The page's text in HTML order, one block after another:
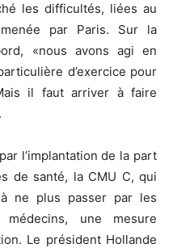
les difficultés, liées au
par Paris. Sur la
«nous avons agi en
d’exercice pour
il faut arriver à faire
l’implantation de la part
de santé, la CMU C, qui
ne plus passer par les
une mesure
Le président Hollande